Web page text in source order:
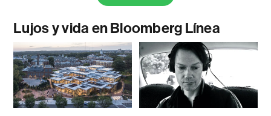
Lujos y vida en Bloomberg Línea